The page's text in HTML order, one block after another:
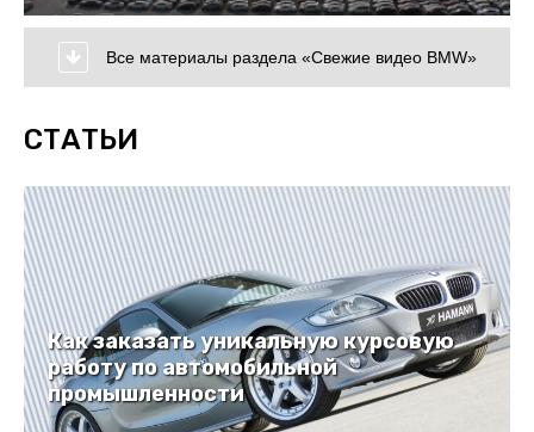
Все материалы раздела «Свежие видео BMW»
СТАТЬИ
Как заказать уникальную курсовую
работу по автомобильной
промышленности